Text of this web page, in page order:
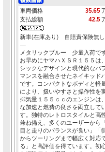
車両価格 35.65
支払総額
42.5
新車(在庫あり) 自賠責保険無し
―
メタリックブルー 少量入荷で
お早めにヤマハＸＳＲ１５５は
シックなデザインと現代的なパ
マンスを融合させたネイキッド
です。コンパクトなボディと軽
により、扱いやすさと操作性を
排気量１５５ｃｃのエンジンは
な加速と燃費の良さを両立して
す。独特のレトロスタイルと高
兼ね備え、多くのユーザーから
目と走りのバランスが良い」「
からツーリングまで幅広く対応
る」と高評価を得ています。初